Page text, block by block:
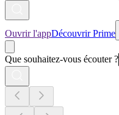
Ouvrir l'appDécouvrir Prime
Que souhaitez-vous écouter ?